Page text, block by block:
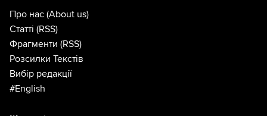
Про нас (About us)
Статті (RSS)
Фрагменти (RSS)
Розсилки Текстів
Вибір редакції
#English